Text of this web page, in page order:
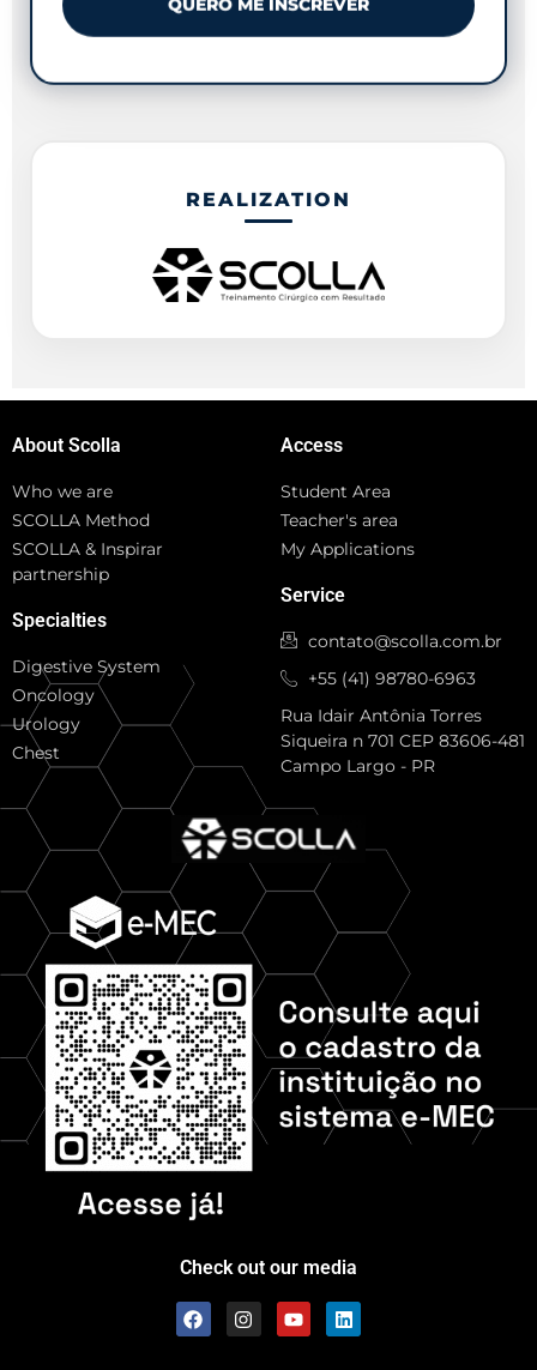
QUERO ME INSCREVER
REALIZATION
About Scolla
Who we are
SCOLLA Method
SCOLLA & Inspirar
partnership
Specialties
Digestive System
Oncology
Urology
Chest
Access
Student Area
Teacher's area
My Applications
Service
contato@scolla.com.br
+55 (41) 98780-6963
Rua Idair Antônia Torres
Siqueira n 701 CEP 83606-481
Campo Largo - PR
Check out our media